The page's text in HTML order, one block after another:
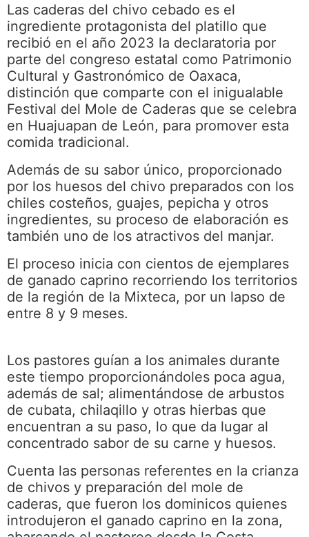
Las caderas del chivo cebado es el
ingrediente protagonista del platillo que
recibió en el año 2023 la declaratoria por
parte del congreso estatal como Patrimonio
Cultural y Gastronómico de Oaxaca,
distinción que comparte con el inigualable
Festival del Mole de Caderas que se celebra
en Huajuapan de León, para promover esta
comida tradicional.
Además de su sabor único, proporcionado
por los huesos del chivo preparados con los
chiles costeños, guajes, pepicha y otros
ingredientes, su proceso de elaboración es
también uno de los atractivos del manjar.
El proceso inicia con cientos de ejemplares
de ganado caprino recorriendo los territorios
de la región de la Mixteca, por un lapso de
entre 8 y 9 meses.
Los pastores guían a los animales durante
este tiempo proporcionándoles poca agua,
además de sal; alimentándose de arbustos
de cubata, chilaqillo y otras hierbas que
encuentran a su paso, lo que da lugar al
concentrado sabor de su carne y huesos.
Cuenta las personas referentes en la crianza
de chivos y preparación del mole de
caderas, que fueron los dominicos quienes
introdujeron el ganado caprino en la zona,